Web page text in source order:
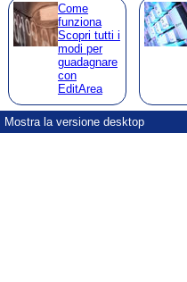
Come
funziona
Scopri tutti i
modi per
guadagnare
con
EditArea
Mostra la versione desktop